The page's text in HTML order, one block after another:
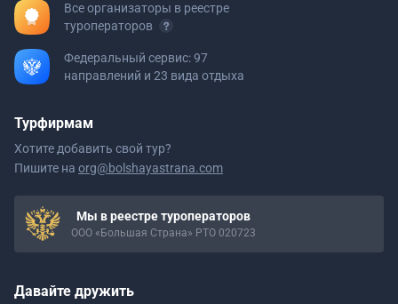
Все организаторы в реестре
туроператоров
Федеральный сервис: 97
направлений и 23 вида отдыха
Турфирмам
Хотите добавить свой тур?
Пишите на org@bolshayastrana.com
Мы в реестре туроператоров
ООО «Большая Страна» РТО 020723
Давайте дружить